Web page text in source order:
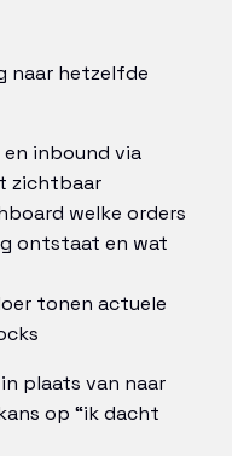
naar hetzelfde
inbound via
zichtbaar
welke orders
ontstaat en wat
tonen actuele
plaats van naar
op “ik dacht